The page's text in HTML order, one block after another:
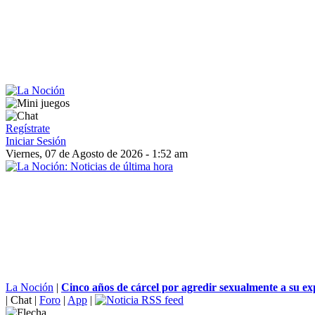
Regístrate
Iniciar Sesión
Viernes, 07 de Agosto de 2026 - 1:52 am
La Noción | Cinco años de cárcel por agredir sexualmente a su
| Chat | Foro | App |